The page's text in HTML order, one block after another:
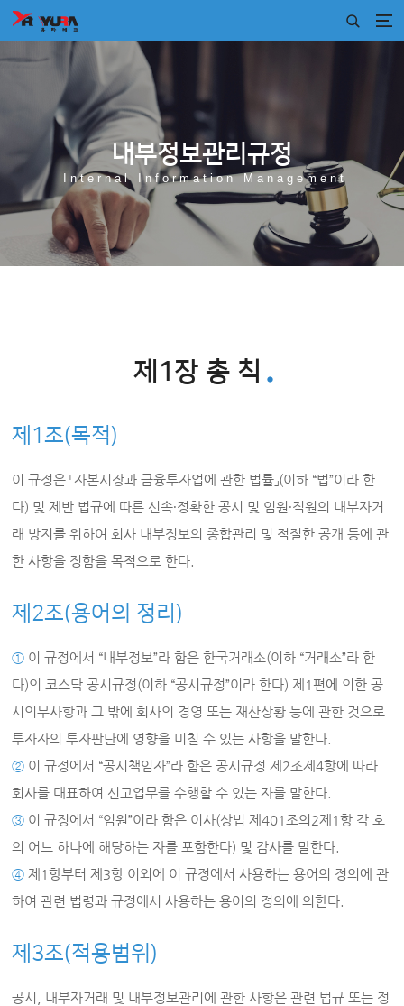
내부정보관리규정
Internal Information Management
제1장 총 칙
제1조(목적)
이 규정은 「자본시장과 금융투자업에 관한 법률」(이하 “법”이라 한
다) 및 제반 법규에 따른 신속∙정확한 공시 및 임원∙직원의 내부자거
래 방지를 위하여 회사 내부정보의 종합관리 및 적절한 공개 등에 관
한 사항을 정함을 목적으로 한다.
제2조(용어의 정리)
① 이 규정에서 “내부정보”라 함은 한국거래소(이하 “거래소”라 한
다)의 코스닥 공시규정(이하 “공시규정”이라 한다) 제1편에 의한 공
시의무사항과 그 밖에 회사의 경영 또는 재산상황 등에 관한 것으로
투자자의 투자판단에 영향을 미칠 수 있는 사항을 말한다.
② 이 규정에서 “공시책임자”라 함은 공시규정 제2조제4항에 따라
회사를 대표하여 신고업무를 수행할 수 있는 자를 말한다.
③ 이 규정에서 “임원”이라 함은 이사(상법 제401조의2제1항 각 호
의 어느 하나에 해당하는 자를 포함한다) 및 감사를 말한다.
④ 제1항부터 제3항 이외에 이 규정에서 사용하는 용어의 정의에 관
하여 관련 법령과 규정에서 사용하는 용어의 정의에 의한다.
제3조(적용범위)
공시, 내부자거래 및 내부정보관리에 관한 사항은 관련 법규 또는 정